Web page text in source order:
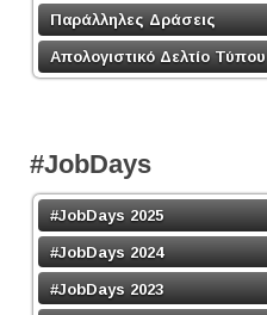
Παράλληλες Δράσεις
Απολογιστικό Δελτίο Τύπου
#JobDays
#JobDays 2025
#JobDays 2024
#JobDays 2023